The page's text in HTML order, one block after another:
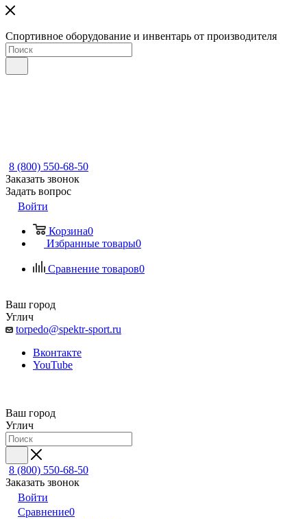
Спортивное оборудование и инвентарь от производителя
8 (800) 550-68-50
Заказать звонок
Задать вопрос
Войти
Корзина0
Избранные товары0
Сравнение товаров0
Ваш город
Углич
torpedo@spektr-sport.ru
Вконтакте
YouTube
Ваш город
Углич
8 (800) 550-68-50
Заказать звонок
Войти
Сравнение0